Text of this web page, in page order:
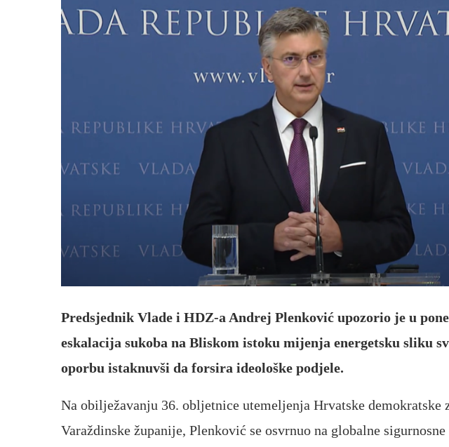
Predsjednik Vlade i HDZ-a Andrej Plenković upozorio je u
eskalacija sukoba na Bliskom istoku mijenja energetsku sliku
oporbu istaknuvši da forsira ideološke podjele.
Na obilježavanju 36. obljetnice utemeljenja Hrvatske demokratske
Varaždinske županije, Plenković se osvrnuo na globalne